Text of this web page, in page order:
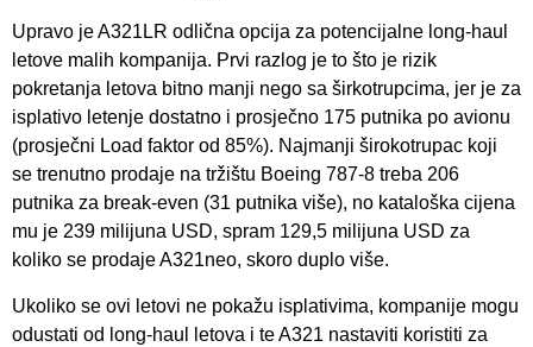
Upravo je A321LR odlična opcija za potencijalne long-haul
letove malih kompanija. Prvi razlog je to što je rizik
pokretanja letova bitno manji nego sa širkotrupcima, jer je za
isplativo letenje dostatno i prosječno 175 putnika po avionu
(prosječni Load faktor od 85%). Najmanji širokotrupac koji
se trenutno prodaje na tržištu Boeing 787-8 treba 206
putnika za break-even (31 putnika više), no kataloška cijena
mu je 239 milijuna USD, spram 129,5 milijuna USD za
koliko se prodaje A321neo, skoro duplo više.
Ukoliko se ovi letovi ne pokažu isplativima, kompanije mogu
odustati od long-haul letova i te A321 nastaviti koristiti za